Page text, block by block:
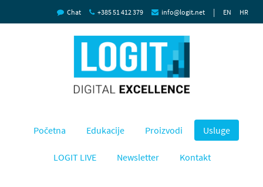
Chat +385 51 412 379 info@logit.net | EN HR
Početna Edukacije Proizvodi Usluge
LOGIT LIVE Newsletter Kontakt